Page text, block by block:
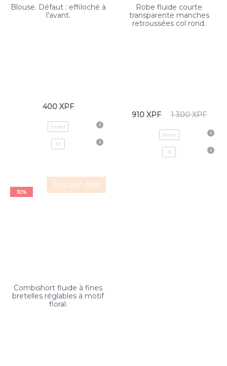
Blouse. Défaut : effiloché à
l’avant.
400 XPF
Violet
M
Robe fluide courte
transparente manches
retroussées col rond.
1 300XPF
910 XPF
Blanc
S
Très bon état
30%
Combishort fluide à fines
bretelles réglables à motif
floral.